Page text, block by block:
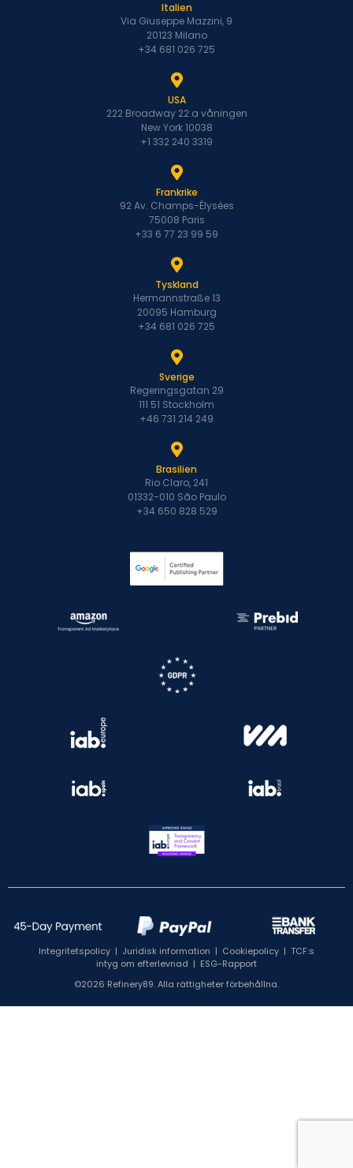
Italien
Via Giuseppe Mazzini, 9
20123 Milano
+34 681 026 725
USA
222 Broadway 22:a våningen
New York 10038
+1 332 240 3319
Frankrike
92 Av. Champs-Élysées
75008 Paris
+33 6 77 23 99 59
Tyskland
Hermannstraße 13
20095 Hamburg
+34 681 026 725
Sverige
Regeringsgatan 29
111 51 Stockholm
+46 731 214 249
Brasilien
Rio Claro, 241
01332-010 São Paulo
+34 650 828 529
Integritetspolicy | Juridisk information | Cookiepolicy | TCF:s
intyg om efterlevnad | ESG-Rapport
©2026 Refinery89. Alla rättigheter förbehållna.